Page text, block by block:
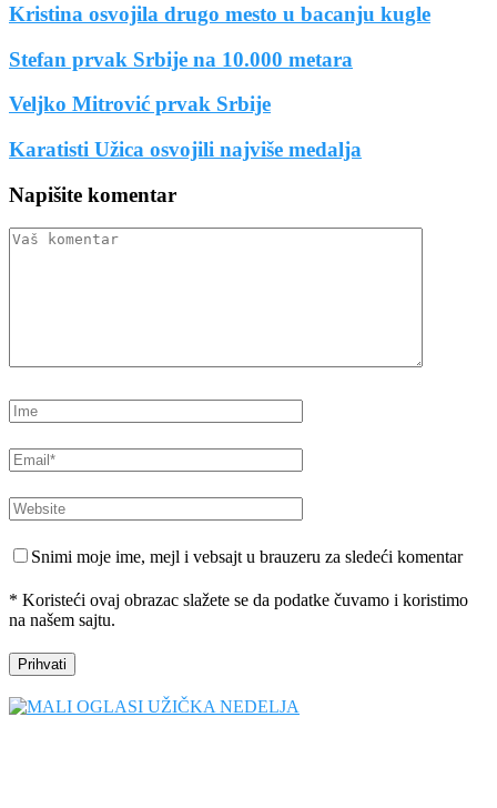
Kristina osvojila drugo mesto u bacanju kugle
Stefan prvak Srbije na 10.000 metara
Veljko Mitrović prvak Srbije
Karatisti Užica osvojili najviše medalja
Napišite komentar
Snimi moje ime, mejl i vebsajt u brauzeru za sledeći komentar
* Koristeći ovaj obrazac slažete se da podatke čuvamo i koristimo
na našem sajtu.